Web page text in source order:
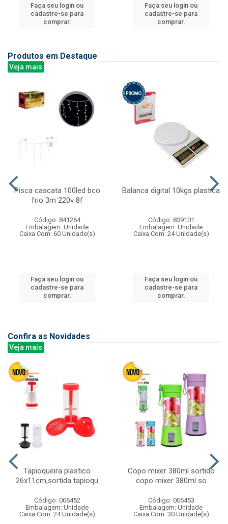
Faça seu login ou
cadastre-se para
comprar.
Faça seu login ou
cadastre-se para
comprar.
Produtos em Destaque
Veja mais
Pisca cascata 100led bco
frio 3m 220v 8f
Código: 841264
Embalagem: Unidade
Caixa Com: 60 Unidade(s)
Faça seu login ou
cadastre-se para
comprar.
Balanca digital 10kgs plastica
Código: 839101
Embalagem: Unidade
Caixa Com: 24 Unidade(s)
Faça seu login ou
cadastre-se para
comprar.
Confira as Novidades
Veja mais
Tapioqueira plastico
26x11cm,sortida tapioqu
Código: 006452
Embalagem: Unidade
Caixa Com: 24 Unidade(s)
Copo mixer 380ml sortido
copo mixer 380ml so
Código: 006453
Embalagem: Unidade
Caixa Com: 30 Unidade(s)